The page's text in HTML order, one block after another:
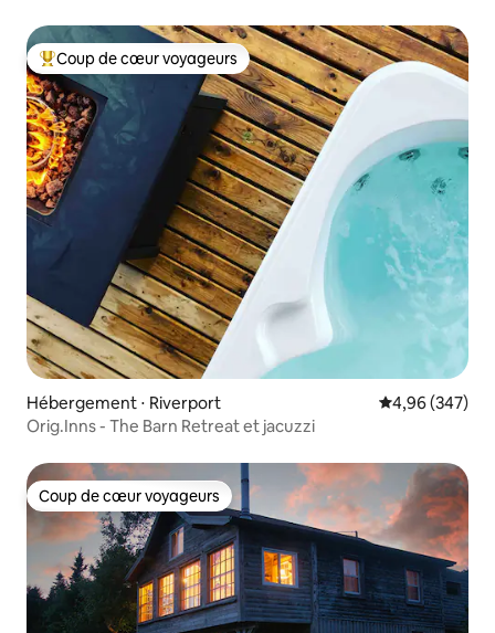
Coups de cœur voyageurs les plus appréciés
Coup de cœur voyageurs
Hébergement ⋅ Riverport Évaluation
4,96 (347)
Orig.Inns - The Barn Retreat et jacuzzi
Coup de cœur voyageurs
Coup de cœur voyageurs